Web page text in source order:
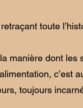
toute
manière dont les
c’est
toujours